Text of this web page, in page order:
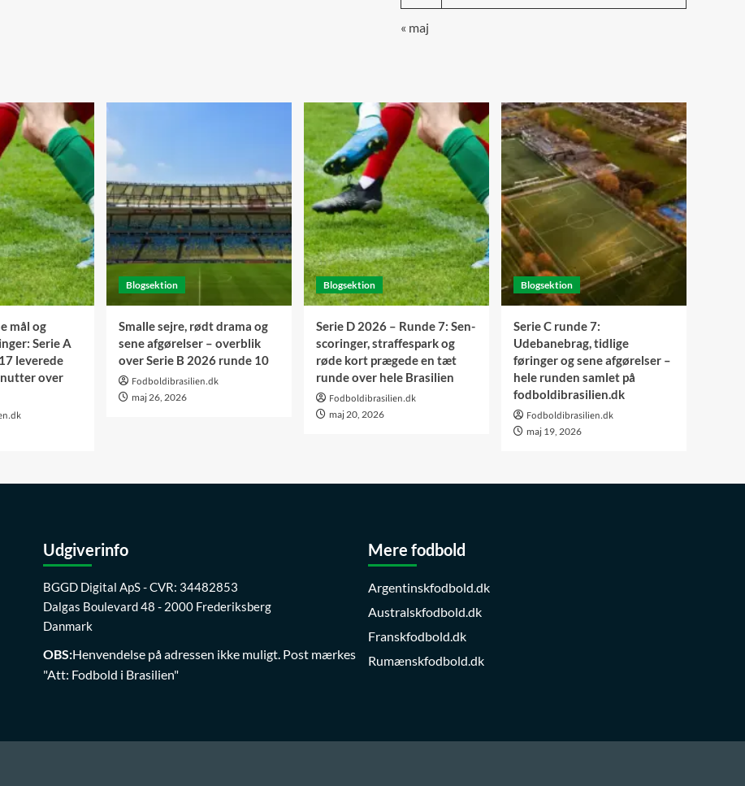
« maj
mål og
Serie A
leverede
over
Blogsektion
Smalle sejre, rødt drama og
sene afgørelser – overblik
over Serie B 2026 runde 10
Fodboldibrasilien.dk
maj 26, 2026
Blogsektion
Serie D 2026 – Runde 7: Sen-
scoringer, straffespark og
røde kort prægede en tæt
runde over hele Brasilien
Fodboldibrasilien.dk
maj 20, 2026
Blogsektion
Serie C runde 7:
Udebanebrag, tidlige
føringer og sene afgørelser –
hele runden samlet på
fodboldibrasilien.dk
Fodboldibrasilien.dk
maj 19, 2026
Udgiverinfo
BGGD Digital ApS - CVR: 34482853
Dalgas Boulevard 48 - 2000 Frederiksberg
Danmark
OBS:Henvendelse på adressen ikke muligt. Post mærkes
"Att: Fodbold i Brasilien"
Mere fodbold
Argentinskfodbold.dk
Australskfodbold.dk
Franskfodbold.dk
Rumænskfodbold.dk